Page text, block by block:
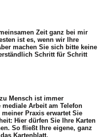
Zeit ganz bei mir
ist es, wenn wir Ihre
machen Sie sich bitte keine
Schritt für Schritt
Mensch ist immer
Arbeit am Telefon
Praxis erwartet Sie
Hier dürfen Sie Ihre Karten
So fließt Ihre eigene, ganz
Kartenblatt.